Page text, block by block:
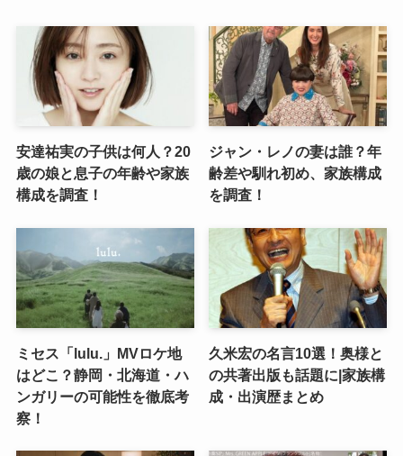
安達祐実の子供は何人？20
歳の娘と息子の年齢や家族
構成を調査！
ジャン・レノの妻は誰？年
齢差や馴れ初め、家族構成
を調査！
ミセス「lulu.」MVロケ地
はどこ？静岡・北海道・ハ
ンガリーの可能性を徹底考
察！
久米宏の名言10選！奥様と
の共著出版も話題に|家族構
成・出演歴まとめ